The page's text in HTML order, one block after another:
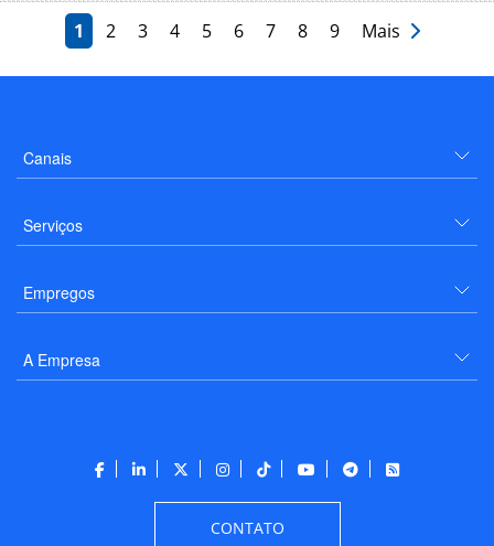
1 2 3 4 5 6 7 8 9 Mais
Canais
Serviços
Empregos
A Empresa
CONTATO